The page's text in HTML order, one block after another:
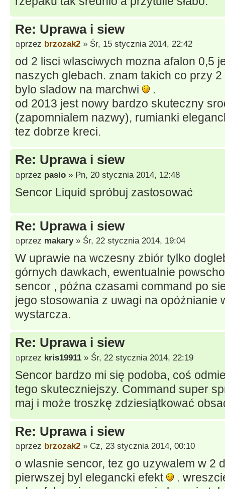
Re: Uprawa i siew
przez brzozak2 » Śr, 15 stycznia 2014, 22:42
od 2 lisci wlasciwych mozna afalon 0,5
naszych glebach. znam takich co przy
bylo sladow na marchwi
.
od 2013 jest nowy bardzo skuteczny
(zapomnialem nazwy), rumianki
tez dobrze kreci.
Re: Uprawa i siew
przez pasio » Pn, 20 stycznia 2014, 12:48
Sencor Liquid spróbuj zastosować
Re: Uprawa i siew
przez makary» Śr, 22 stycznia 2014, 19:04
W uprawie na wczesny zbiór tylko
górnych dawkach, ewentualnie
sencor , późna czasami command po
jego stosowania z uwagi na opóźnianie
wystarcza.
Re: Uprawa i siew
przez kris19911 » Śr, 22 stycznia 2014, 22:19
Sencor bardzo mi się podoba, coś
tego skuteczniejszy. Command super
maj i może troszkę zdziesiątkować
Re: Uprawa i siew
przez brzozak2 » Cz, 23 stycznia 2014, 00:10
o wlasnie sencor, tez go uzywalem w 2
pierwszej byl elegancki efekt
.